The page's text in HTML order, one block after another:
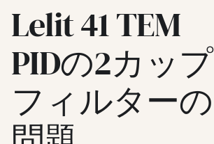
Lelit 41 TEM
PIDの2カップ
フィルターの